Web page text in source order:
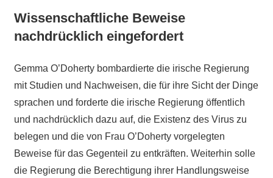
Wissenschaftliche Beweise
nachdrücklich eingefordert
Gemma O’Doherty bombardierte die irische Regierung
mit Studien und Nachweisen, die für ihre Sicht der Dinge
sprachen und forderte die irische Regierung öffentlich
und nachdrücklich dazu auf, die Existenz des Virus zu
belegen und die von Frau O’Doherty vorgelegten
Beweise für das Gegenteil zu entkräften. Weiterhin solle
die Regierung die Berechtigung ihrer Handlungsweise